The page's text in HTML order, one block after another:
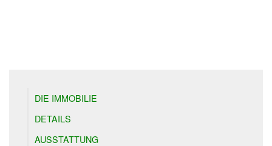
DIE IMMOBILIE
DETAILS
AUSSTATTUNG